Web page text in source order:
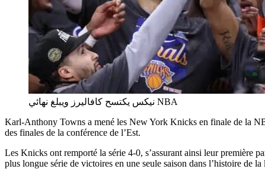
نيكس يكتسح كافاليرز ويبلغ نهائي NBA
Karl-Anthony Towns a mené les New York Knicks en finale de la
des finales de la conférence de l’Est.
Les Knicks ont remporté la série 4-0, s’assurant ainsi leur première
plus longue série de victoires en une seule saison dans l’histoire de la